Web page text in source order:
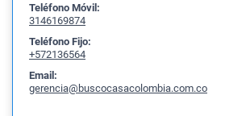
Teléfono Móvil:
3146169874
Teléfono Fijo:
+572136564
Email:
gerencia@buscocasacolombia.com.co